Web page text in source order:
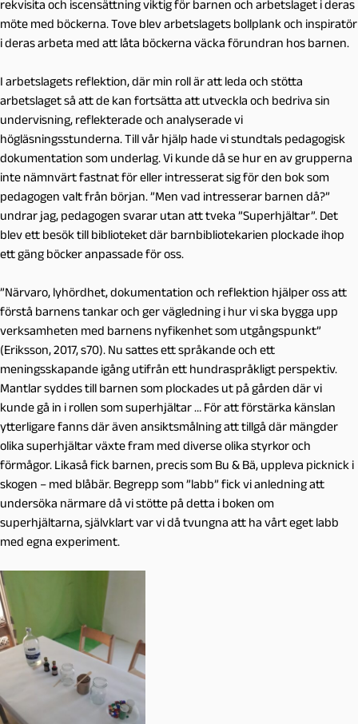
rekvisita och iscensättning viktig för barnen och arbetslaget i deras
möte med böckerna. Tove blev arbetslagets bollplank och inspiratör
i deras arbeta med att låta böckerna väcka förundran hos barnen.
I arbetslagets reflektion, där min roll är att leda och stötta
arbetslaget så att de kan fortsätta att utveckla och bedriva sin
undervisning, reflekterade och analyserade vi
högläsningsstunderna. Till vår hjälp hade vi stundtals pedagogisk
dokumentation som underlag. Vi kunde då se hur en av grupperna
inte nämnvärt fastnat för eller intresserat sig för den bok som
pedagogen valt från början. ”Men vad intresserar barnen då?”
undrar jag, pedagogen svarar utan att tveka ”Superhjältar”. Det
blev ett besök till biblioteket där barnbibliotekarien plockade ihop
ett gäng böcker anpassade för oss.
”Närvaro, lyhördhet, dokumentation och reflektion hjälper oss att
förstå barnens tankar och ger vägledning i hur vi ska bygga upp
verksamheten med barnens nyfikenhet som utgångspunkt”
(Eriksson, 2017, s70). Nu sattes ett språkande och ett
meningsskapande igång utifrån ett hundraspråkligt perspektiv.
Mantlar syddes till barnen som plockades ut på gården där vi
kunde gå in i rollen som superhjältar … För att förstärka känslan
ytterligare fanns där även ansiktsmålning att tillgå där mängder
olika superhjältar växte fram med diverse olika styrkor och
förmågor. Likaså fick barnen, precis som Bu & Bä, uppleva picknick i
skogen – med blåbär. Begrepp som ”labb” fick vi anledning att
undersöka närmare då vi stötte på detta i boken om
superhjältarna, självklart var vi då tvungna att ha vårt eget labb
med egna experiment.